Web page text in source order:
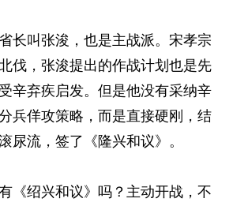
长叫张浚，也是主战派。宋孝宗
伐，张浚提出的作战计划也是先
辛弃疾启发。但是他没有采纳辛
兵佯攻策略，而是直接硬刚，结
尿流，签了《隆兴和议》。
《绍兴和议》吗？主动开战，不